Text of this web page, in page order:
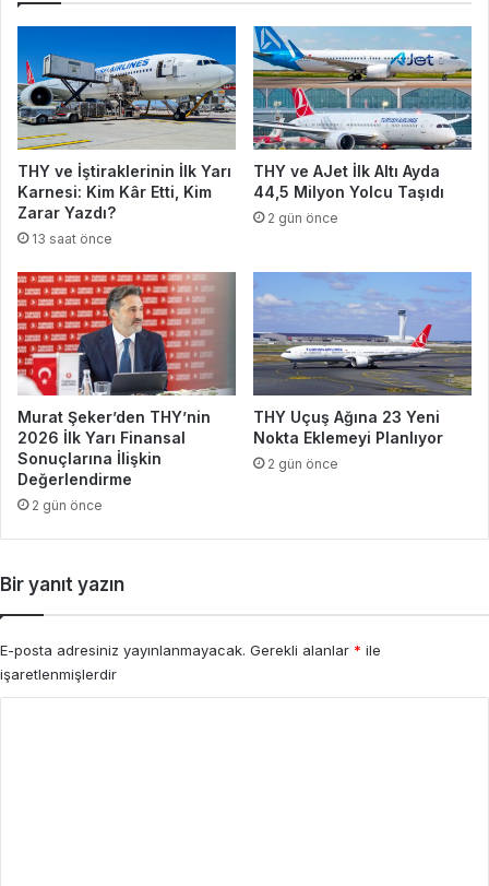
THY ve İştiraklerinin İlk Yarı
Karnesi: Kim Kâr Etti, Kim
Zarar Yazdı?
13 saat önce
THY ve AJet İlk Altı Ayda
44,5 Milyon Yolcu Taşıdı
2 gün önce
Murat Şeker’den THY’nin
2026 İlk Yarı Finansal
Sonuçlarına İlişkin
Değerlendirme
2 gün önce
THY Uçuş Ağına 23 Yeni
Nokta Eklemeyi Planlıyor
2 gün önce
Bir yanıt yazın
E-posta adresiniz yayınlanmayacak. Gerekli alanlar * ile
işaretlenmişlerdir